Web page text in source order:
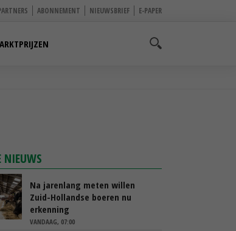
ABONNEMENT NIEUWSBRIEF E-PAPER
NIEUWS
Na jarenlang meten willen
Zuid-Hollandse boeren nu
erkenning
VANDAAG, 07:00